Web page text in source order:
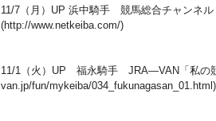
11/7（月）UP 浜中騎手 競馬総合チャンネル
(http://www.netkeiba.com/)
11/1（火）UP 福永騎手 JRA―VAN「私の
van.jp/fun/mykeiba/034_fukunagasan_01.html)